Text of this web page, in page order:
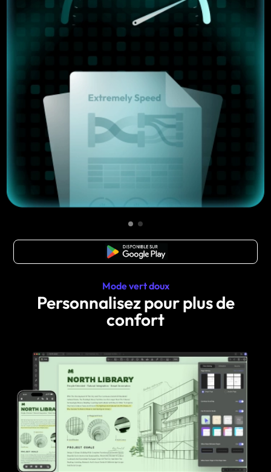
TÉLÉCHARGER
Mode vert doux
Personnalisez pour plus de
confort